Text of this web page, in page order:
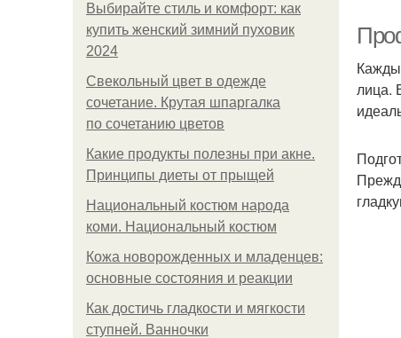
Выбирайте стиль и комфорт: как
купить женский зимний пуховик
2024
Свекольный цвет в одежде
сочетание. Крутая шпаргалка
по сочетанию цветов
Какие продукты полезны при акне.
Принципы диеты от прыщей
Национальный костюм народа
коми. Национальный костюм
Кожа новорожденных и младенцев:
основные состояния и реакции
Как достичь гладкости и мягкости
ступней. Ванночки
лица.